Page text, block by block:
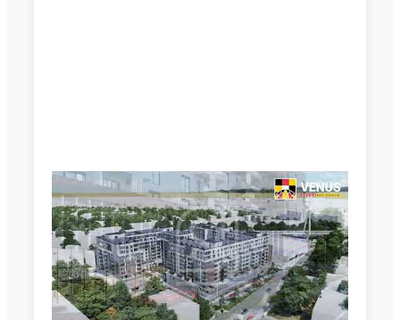
Vreau sa fiu contactat
Nume